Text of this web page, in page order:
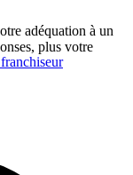
adéquation à un
plus votre